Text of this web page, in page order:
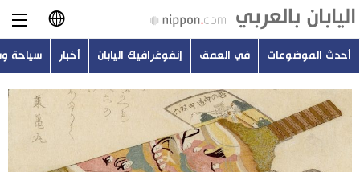
日本語
English
简体字
أحدث الموضوعات
أحدث الموضوعات في العمق إنفوغرافيك اليابان أخبار سياحة